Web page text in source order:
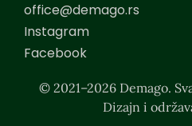
office@demago.rs
Instagram
Facebook
© 2021–2026 Demago.
Dizajn i